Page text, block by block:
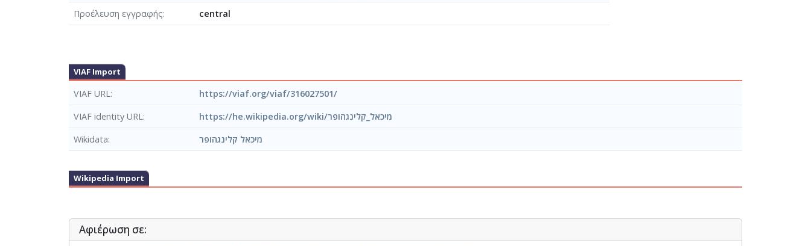
Προέλευση εγγραφής
central
VIAF Import
VIAF URL
https://viaf.org/viaf/316027501/
VIAF identity URL
https://he.wikipedia.org/wiki/מיכאל_קלינגהופר
Wikidata
מיכאל קלינגהופר
Wikipedia Import
Αφιέρωση σε: